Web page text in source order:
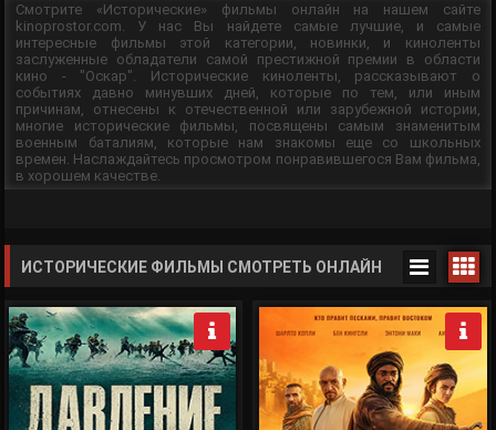
Смотрите «Исторические» фильмы онлайн на нашем сайте
kinoprostor.com. У нас Вы найдете самые лучшие, и самые
интересные фильмы этой категории, новинки, и киноленты
заслуженные обладатели самой престижной премии в области
кино - "Оскар". Исторические киноленты, рассказывают о
событиях давно минувших дней, которые по тем, или иным
причинам, отнесены к отечественной или зарубежной истории,
многие исторические фильмы, посвящены самым знаменитым
военным баталиям, которые нам знакомы еще со школьных
времен. Наслаждайтесь просмотром понравившегося Вам фильма,
в хорошем качестве.
ИСТОРИЧЕСКИЕ ФИЛЬМЫ СМОТРЕТЬ ОНЛАЙН